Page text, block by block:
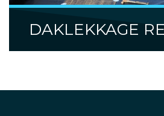
DAKLEKKAGE